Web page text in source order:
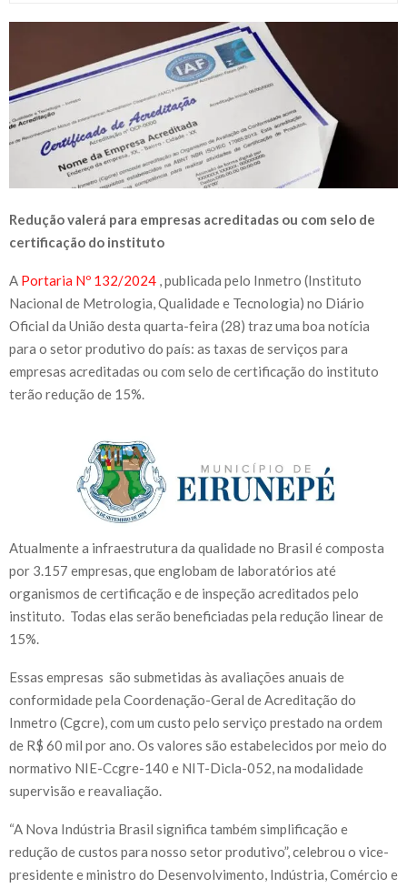
Redução valerá para empresas acreditadas ou com selo de
certificação do instituto
A Portaria Nº 132/2024 , publicada pelo Inmetro (Instituto
Nacional de Metrologia, Qualidade e Tecnologia) no Diário
Oficial da União desta quarta-feira (28) traz uma boa notícia
para o setor produtivo do país: as taxas de serviços para
empresas acreditadas ou com selo de certificação do instituto
terão redução de 15%.
Atualmente a infraestrutura da qualidade no Brasil é composta
por 3.157 empresas, que englobam de laboratórios até
organismos de certificação e de inspeção acreditados pelo
instituto. Todas elas serão beneficiadas pela redução linear de
15%.
Essas empresas são submetidas às avaliações anuais de
conformidade pela Coordenação-Geral de Acreditação do
Inmetro (Cgcre), com um custo pelo serviço prestado na ordem
de R$ 60 mil por ano. Os valores são estabelecidos por meio do
normativo NIE-Ccgre-140 e NIT-Dicla-052, na modalidade
supervisão e reavaliação.
“A Nova Indústria Brasil significa também simplificação e
redução de custos para nosso setor produtivo”, celebrou o vice-
presidente e ministro do Desenvolvimento, Indústria, Comércio e